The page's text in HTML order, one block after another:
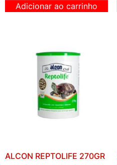
Adicionar ao carrinho
ALCON REPTOLIFE 270GR